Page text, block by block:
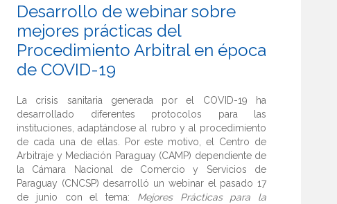
Desarrollo de webinar sobre
mejores prácticas del
Procedimiento Arbitral en época
de COVID-19
La crisis sanitaria generada por el COVID-19 ha
desarrollado diferentes protocolos para las
instituciones, adaptándose al rubro y al procedimiento
de cada una de ellas. Por este motivo, el Centro de
Arbitraje y Mediación Paraguay (CAMP) dependiente de
la Cámara Nacional de Comercio y Servicios de
Paraguay (CNCSP) desarrolló un webinar el pasado 17
de junio con el tema: Mejores Prácticas para la